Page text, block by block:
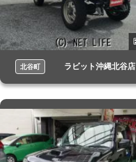
北谷町 ラビット沖縄北谷店